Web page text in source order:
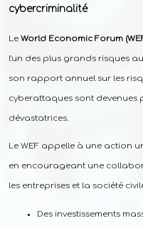
cybercriminalité
Le World Economic Forum
l'un des plus grands risques
son rapport annuel sur les
cyberattaques sont devenues
dévastatrices.
Le WEF appelle à une action
en encourageant une
les entreprises et la société
Des investissements